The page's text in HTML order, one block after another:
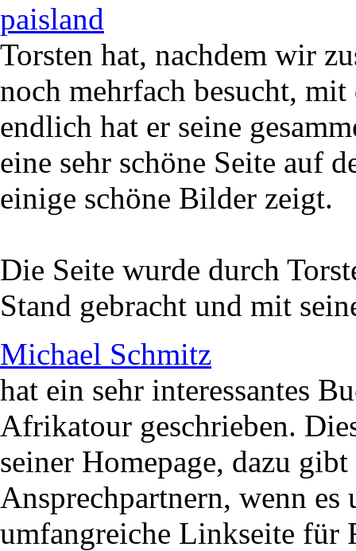
paisland
Torsten hat, nachdem wir
noch mehrfach besucht,
endlich hat er seine
eine sehr schöne Seite auf
einige schöne Bilder zeigt.
Die Seite wurde durch
Stand gebracht und mit
Michael Schmitz
hat ein sehr interessantes
Afrikatour geschrieben.
seiner Homepage, dazu
Ansprechpartnern, wenn
umfangreiche Linkseite für